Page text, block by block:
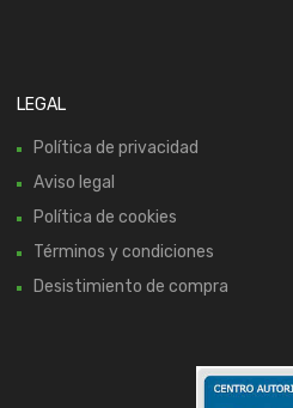
LEGAL
Política de privacidad
Aviso legal
Política de cookies
Términos y condiciones
Desistimiento de compra